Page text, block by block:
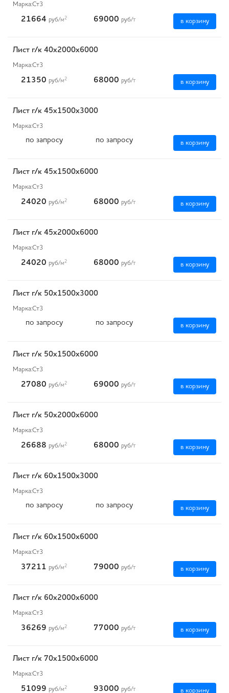
Марка:Ст3
21664 руб/м2 69000 руб/т в корзину
Лист г/к 40х2000х6000
Марка:Ст3
21350 руб/м2 68000 руб/т в корзину
Лист г/к 45х1500х3000
Марка:Ст3
по запросу по запросу в корзину
Лист г/к 45х1500х6000
Марка:Ст3
24020 руб/м2 68000 руб/т в корзину
Лист г/к 45х2000х6000
Марка:Ст3
24020 руб/м2 68000 руб/т в корзину
Лист г/к 50х1500х3000
Марка:Ст3
по запросу по запросу в корзину
Лист г/к 50х1500х6000
Марка:Ст3
27080 руб/м2 69000 руб/т в корзину
Лист г/к 50х2000х6000
Марка:Ст3
26688 руб/м2 68000 руб/т в корзину
Лист г/к 60х1500х3000
Марка:Ст3
по запросу по запросу в корзину
Лист г/к 60х1500х6000
Марка:Ст3
37211 руб/м2 79000 руб/т в корзину
Лист г/к 60х2000х6000
Марка:Ст3
36269 руб/м2 77000 руб/т в корзину
Лист г/к 70х1500х6000
Марка:Ст3
51099 руб/м2 93000 руб/т в корзину